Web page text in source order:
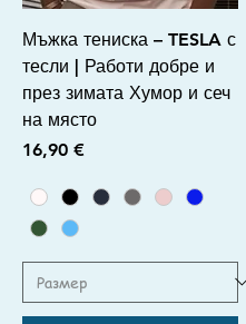
Мъжка тениска – TESLA с
тесли | Работи добре и
през зимата Хумор и сеч
на място
Цена
16,90 €